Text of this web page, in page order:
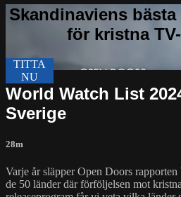
World Watch List
Sverige
28m
Varje år släpper Open Doors
de 50 länder där förföljelsen mot